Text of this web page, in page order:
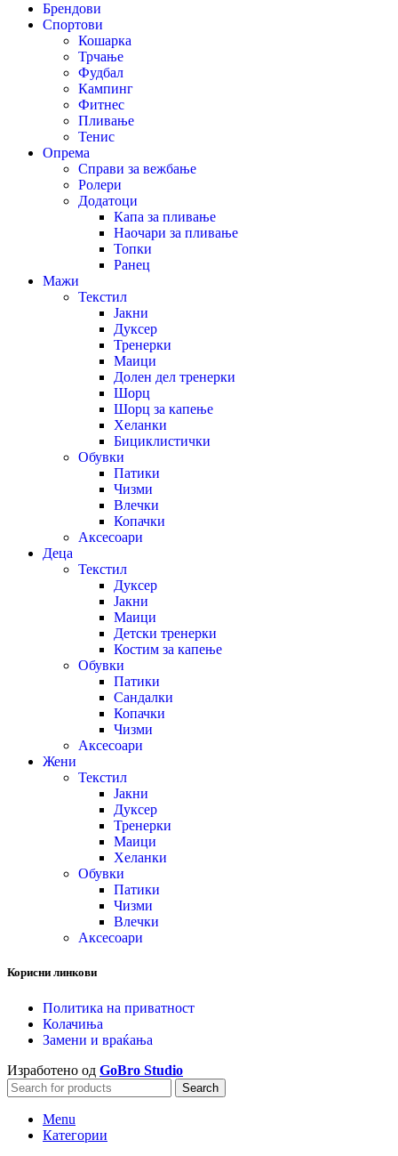
Брендови
Спортови
Кошарка
Трчање
Фудбал
Кампинг
Фитнес
Пливање
Тенис
Опрема
Справи за вежбање
Ролери
Додатоци
Капа за пливање
Наочари за пливање
Топки
Ранец
Мажи
Текстил
Јакни
Дуксер
Тренерки
Маици
Долен дел тренерки
Шорц
Шорц за капење
Хеланки
Бициклистички
Обувки
Патики
Чизми
Влечки
Копачки
Аксесоари
Деца
Текстил
Дуксер
Јакни
Маици
Детски тренерки
Костим за капење
Обувки
Патики
Сандалки
Копачки
Чизми
Аксесоари
Жени
Текстил
Јакни
Дуксер
Тренерки
Маици
Хеланки
Обувки
Патики
Чизми
Влечки
Аксесоари
Корисни линкови
Политика на приватност
Колачиња
Замени и враќања
Изработено од GoBro Studio
Search
Menu
Категории